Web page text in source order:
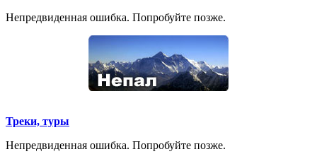
Непредвиденная ошибка. Попробуйте позже.
Треки, туры
Непредвиденная ошибка. Попробуйте позже.